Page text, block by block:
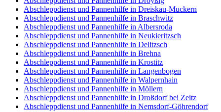
Abschleppdienst und Pannenhilfe in Dreiskau-Muckern
Abschleppdienst und Pannenhilfe in Braschwitz
Abschleppdienst und Pannenhilfe in Albersroda
Abschleppdienst und Pannenhilfe in Neukieritzsch
Abschleppdienst und Pannenhilfe in Delitzsch
Abschleppdienst und Pannenhilfe in Brehna
Abschleppdienst und Pannenhilfe in Krostitz
Abschleppdienst und Pannenhilfe in Langenbogen
Abschleppdienst und Pannenhilfe in Walpernhain
Abschleppdienst und Pannenhilfe in Möllern
Abschleppdienst und Pannenhilfe in Droßdorf bei Zeitz
Abschleppdienst und Pannenhilfe in Nemsdorf-Göhrendorf